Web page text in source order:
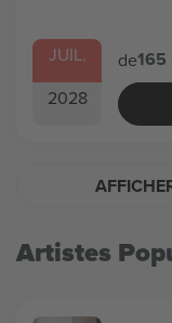
JUIL.
2028
de165
Artistes